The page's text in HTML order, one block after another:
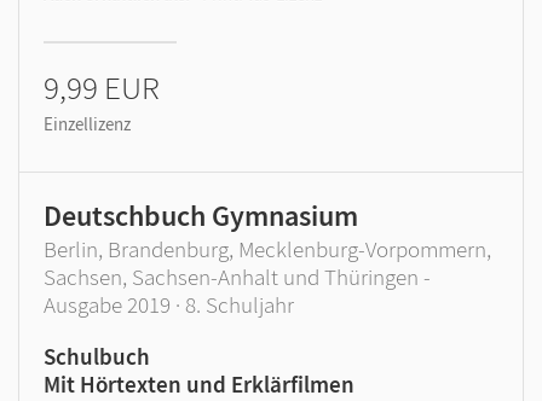
9,99 EUR
Einzellizenz
Deutschbuch Gymnasium
Berlin, Brandenburg, Mecklenburg-Vorpommern,
Sachsen, Sachsen-Anhalt und Thüringen -
Ausgabe 2019 · 8. Schuljahr
Schulbuch
Mit Hörtexten und Erklärfilmen